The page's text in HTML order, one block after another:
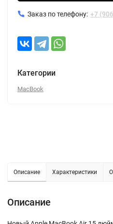
Заказ по телефону: +7
Категории
MacBook
Описание Характеристики
Описание